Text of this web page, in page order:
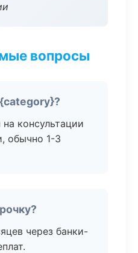
вопросы
консультации
обычно 1-3
через банки-